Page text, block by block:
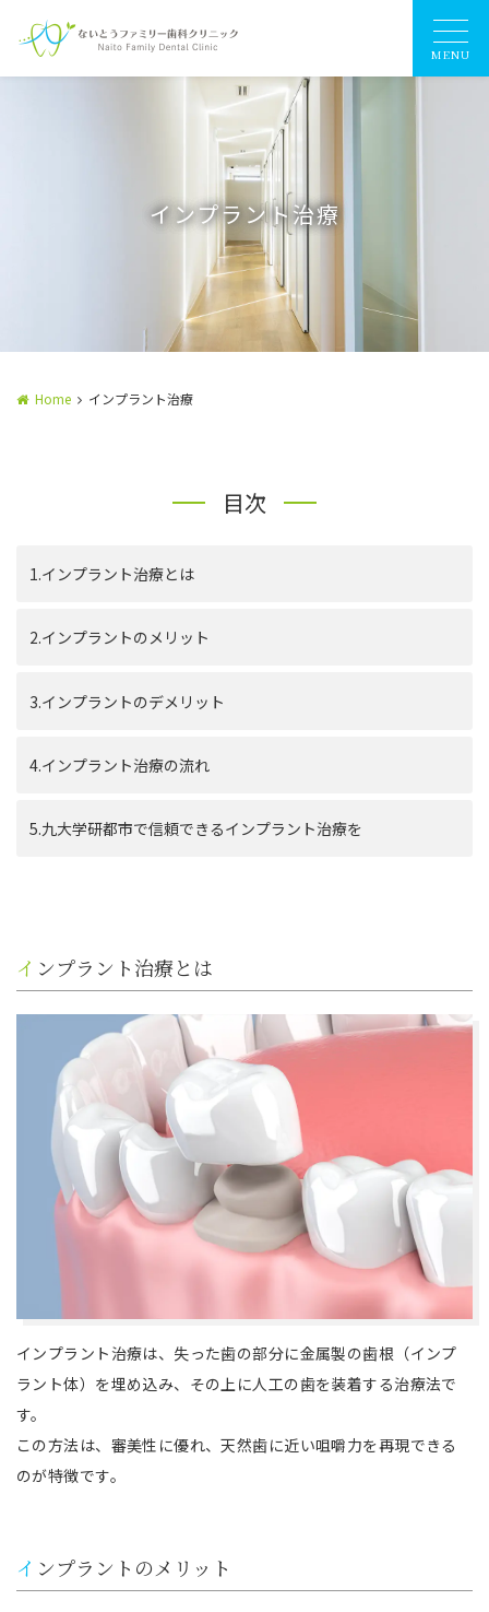
MENU
インプラント治療
Home インプラント治療
目次
1.インプラント治療とは
2.インプラントのメリット
3.インプラントのデメリット
4.インプラント治療の流れ
5.九大学研都市で信頼できるインプラント治療を
インプラント治療とは
インプラント治療は、失った歯の部分に金属製の歯根（インプ
ラント体）を埋め込み、その上に人工の歯を装着する治療法で
す。
この方法は、審美性に優れ、天然歯に近い咀嚼力を再現できる
のが特徴です。
インプラントのメリット